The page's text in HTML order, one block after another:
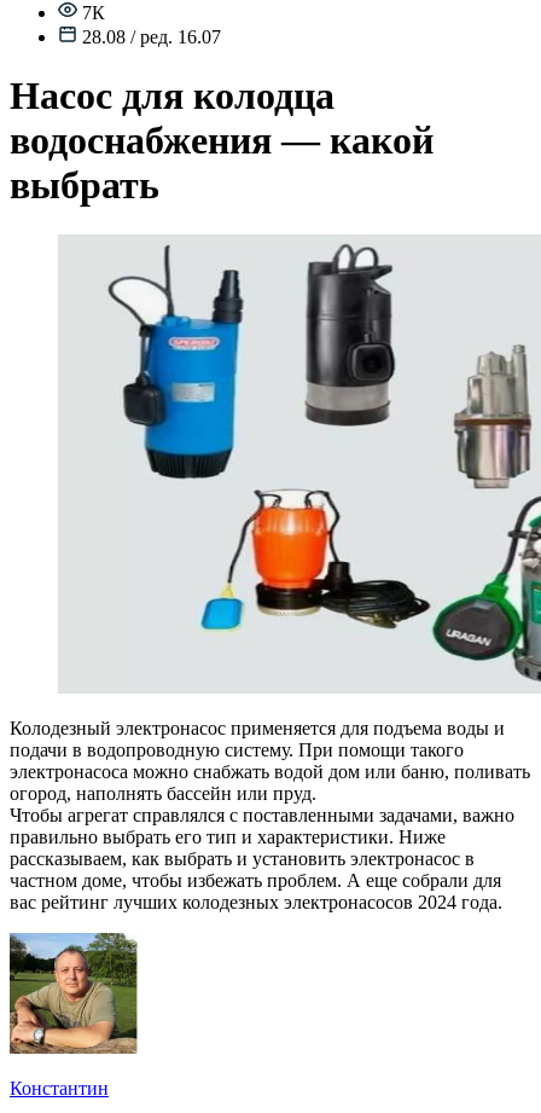
7К
28.08 / ред. 16.07
Насос для колодца
водоснабжения — какой
выбрать
Колодезный электронасос применяется для подъема воды и
подачи в водопроводную систему. При помощи такого
электронасоса можно снабжать водой дом или баню, поливать
огород, наполнять бассейн или пруд.
Чтобы агрегат справлялся с поставленными задачами, важно
правильно выбрать его тип и характеристики. Ниже
рассказываем, как выбрать и установить электронасос в
частном доме, чтобы избежать проблем. А еще собрали для
вас рейтинг лучших колодезных электронасосов 2024 года.
Константин